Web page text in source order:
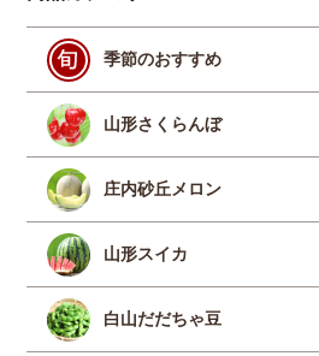
季節のおすすめ
山形さくらんぼ
庄内砂丘メロン
山形スイカ
白山だだちゃ豆